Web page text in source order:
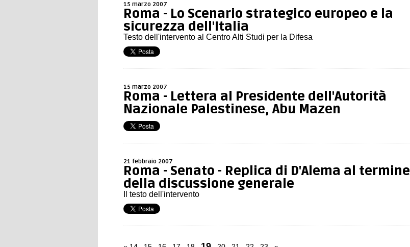
15 marzo 2007
Roma - Lo Scenario strategico europeo e la
sicurezza dell'Italia
Testo dell'intervento al Centro Alti Studi per la Difesa
15 marzo 2007
Roma - Lettera al Presidente dell'Autorità
Nazionale Palestinese, Abu Mazen
21 febbraio 2007
Roma - Senato - Replica di D'Alema al termine
della discussione generale
Il testo dell'intervento